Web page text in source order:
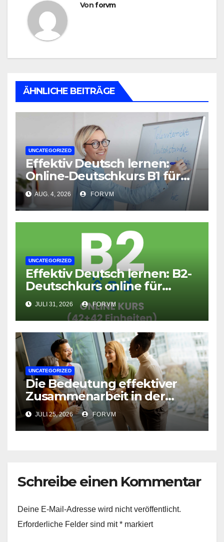
Vonforvm
ÄHNLICHE BEITRÄGE
UNCATEGORIZED
Effektiv Deutsch lernen:
Online-Deutschkurs B1 für
flexible Lernerfolge
AUG. 4, 2026 FORVM
UNCATEGORIZED
Effektiv Deutsch lernen: B2-
Deutschkurs online für
Fortgeschrittene
JULI 31, 2026 FORVM
UNCATEGORIZED
Die Bedeutung effektiver
Zusammenarbeit in der
Arbeitswelt
JULI 25, 2026 FORVM
Schreibe einen Kommentar
Deine E-Mail-Adresse wird nicht veröffentlicht.
Erforderliche Felder sind mit* markiert